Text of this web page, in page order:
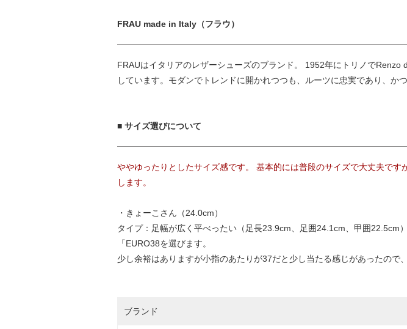
FRAU made in Italy（フラウ）
FRAUはイタリアのレザーシューズのブランド。 1952年にトリノで
しています。モダンでトレンドに開かれつつも、ルーツに忠実であり、か
■ サイズ選びについて
ややゆったりとしたサイズ感です。 基本的には普段のサイズで大丈夫で
します。
・きょーこさん（24.0cm）
タイプ：足幅が広く平べったい（足長23.9cm、足囲24.1cm、甲囲22.5cm）
「EURO38を選びます。
少し余裕はありますが小指のあたりが37だと少し当たる感じがあったので
ブランド